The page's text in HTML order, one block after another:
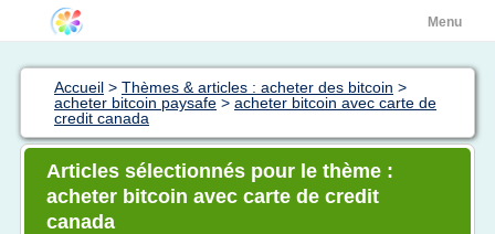
Menu
Accueil > Thèmes & articles : acheter des bitcoin >
acheter bitcoin paysafe > acheter bitcoin avec carte de
credit canada
Articles sélectionnés pour le thème :
acheter bitcoin avec carte de credit
canada